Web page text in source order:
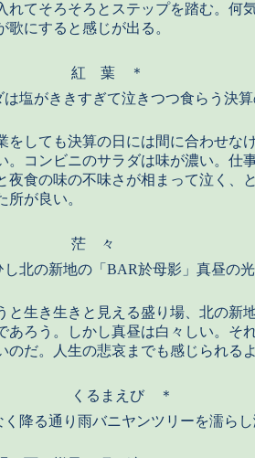
れてそろそろとステップを踏む。何
歌にすると感じが出る。
紅 葉 ＊
は塩がききすぎて泣きつつ食らう決
をしても決算の日には間に合わせな
。コンビニのサラダは味が濃い。仕
夜食の味の不味さが相まって泣く、
所が良い。
茫 々
し北の新地の「BAR於母影」真昼の
と生き生きと見える盛り場、北の新
あろう。しかし真昼は白々しい。そ
のだ。人生の悲哀までも感じられる
くるまえび ＊
く降る通り雨バニヤンツリーを濡ら